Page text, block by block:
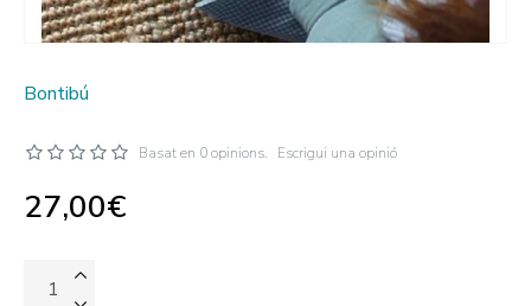
Bontibú
Basat en 0 opinions. Escrigui una opinió
27,00€